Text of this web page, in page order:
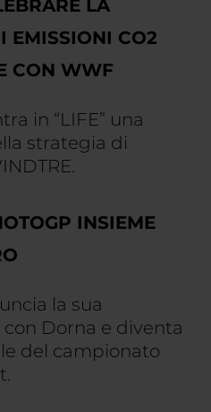
LA
EMISSIONI CO2
CON WWF
in “LIFE” una
strategia di
INSIEME
la sua
Dorna e diventa
del campionato